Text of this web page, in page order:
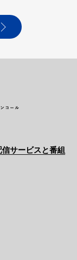
サービスと番組